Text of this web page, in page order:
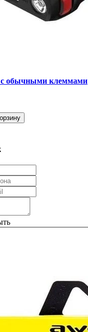
с обычными клеммами